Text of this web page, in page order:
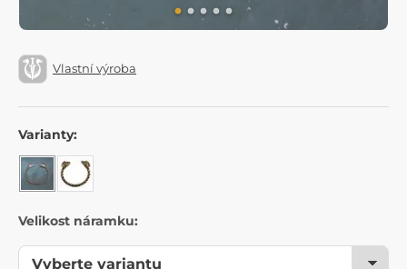
Vlastní výroba
Varianty:
Velikost náramku: